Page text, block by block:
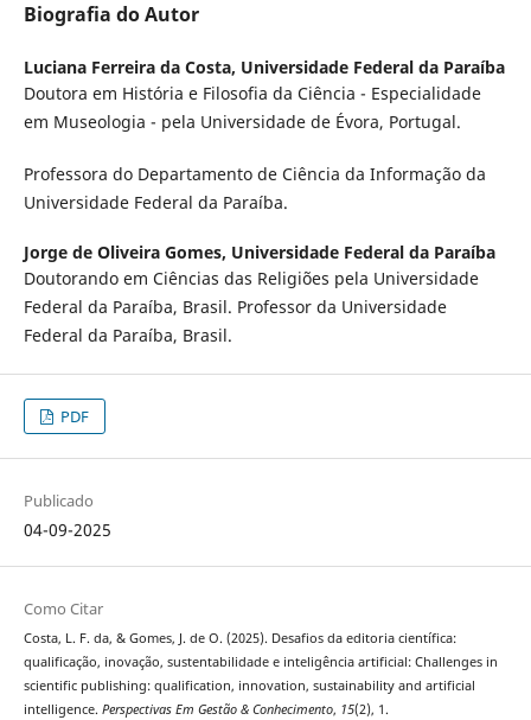
Biografia do Autor
Luciana Ferreira da Costa, Universidade Federal da Paraíba
Doutora em História e Filosofia da Ciência - Especialidade
em Museologia - pela Universidade de Évora, Portugal.
Professora do Departamento de Ciência da Informação da
Universidade Federal da Paraíba.
Jorge de Oliveira Gomes, Universidade Federal da Paraíba
Doutorando em Ciências das Religiões pela Universidade
Federal da Paraíba, Brasil. Professor da Universidade
Federal da Paraíba, Brasil.
PDF
Publicado
04-09-2025
Como Citar
Costa, L. F. da, & Gomes, J. de O. (2025). Desafios da editoria científica:
qualificação, inovação, sustentabilidade e inteligência artificial: Challenges in
scientific publishing: qualification, innovation, sustainability and artificial
intelligence. Perspectivas Em Gestão & Conhecimento, 15(2), 1.